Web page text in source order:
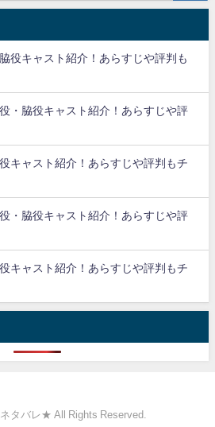
役キャスト紹介！あらすじや評判も
・脇役キャスト紹介！あらすじや評
キャスト紹介！あらすじや評判もチ
・脇役キャスト紹介！あらすじや評
キャスト紹介！あらすじや評判もチ
タバレ★ All Rights Reserved.